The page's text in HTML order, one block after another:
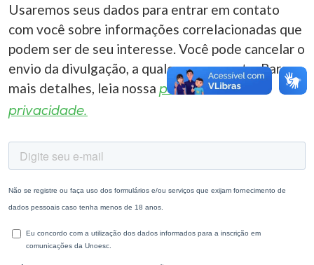
A-
Usaremos seus dados para entrar em contato
com você sobre informações correlacionadas que
podem ser de seu interesse. Você pode cancelar o
envio da divulgação, a qualquer momento. Para
mais detalhes, leia nossa política de
privacidade.